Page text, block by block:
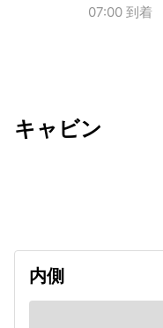
07:00 到着
キャビン
内側